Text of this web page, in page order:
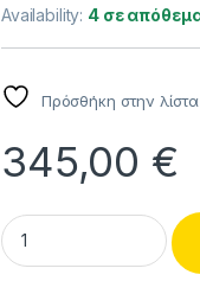
Availability: 4 σε
Πρόσθήκη στην
345,00 €
Μπροστινός